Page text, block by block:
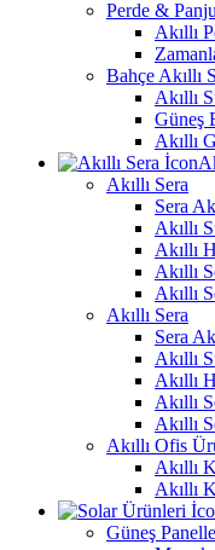
Perde &
Akıllı
Bahçe Akıllı
Akıllı
Güneş
Akıllı
Akıllı Sera
Sera
Akıllı
Akıllı
Akıllı
Akıllı
Akıllı Sera
Sera
Akıllı
Akıllı
Akıllı
Akıllı
Akıllı Ofis
Akıllı
Akıllı
Güneş